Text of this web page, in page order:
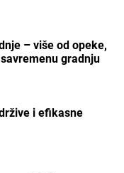
– više od opeke,
gradnju
i efikasne